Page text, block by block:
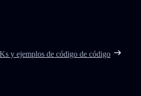
y ejemplos de código de código